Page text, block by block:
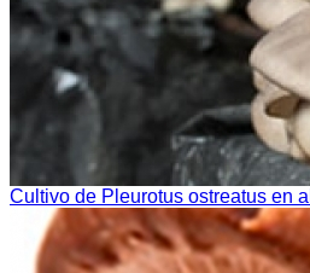
Cultivo de Pleurotus ostreatus en